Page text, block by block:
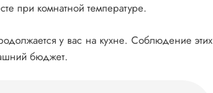
при комнатной температуре.
у вас на кухне. Соблюдение этих
бюджет.